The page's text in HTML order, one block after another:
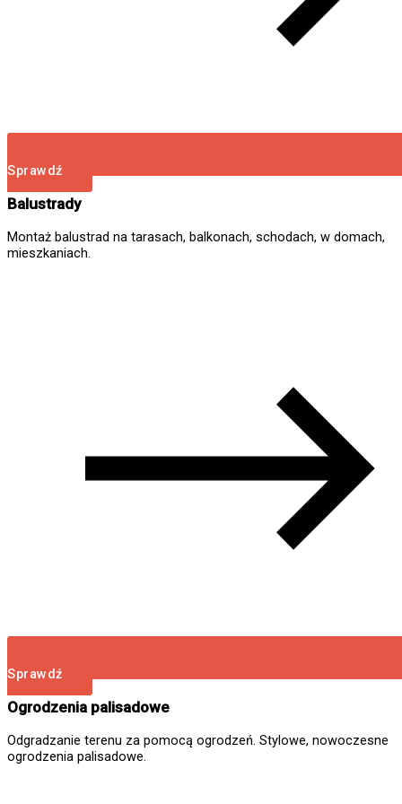
Sprawdź
Balustrady
Montaż balustrad na tarasach, balkonach, schodach, w domach,
mieszkaniach.
Sprawdź
Ogrodzenia palisadowe
Odgradzanie terenu za pomocą ogrodzeń. Stylowe, nowoczesne
ogrodzenia palisadowe.